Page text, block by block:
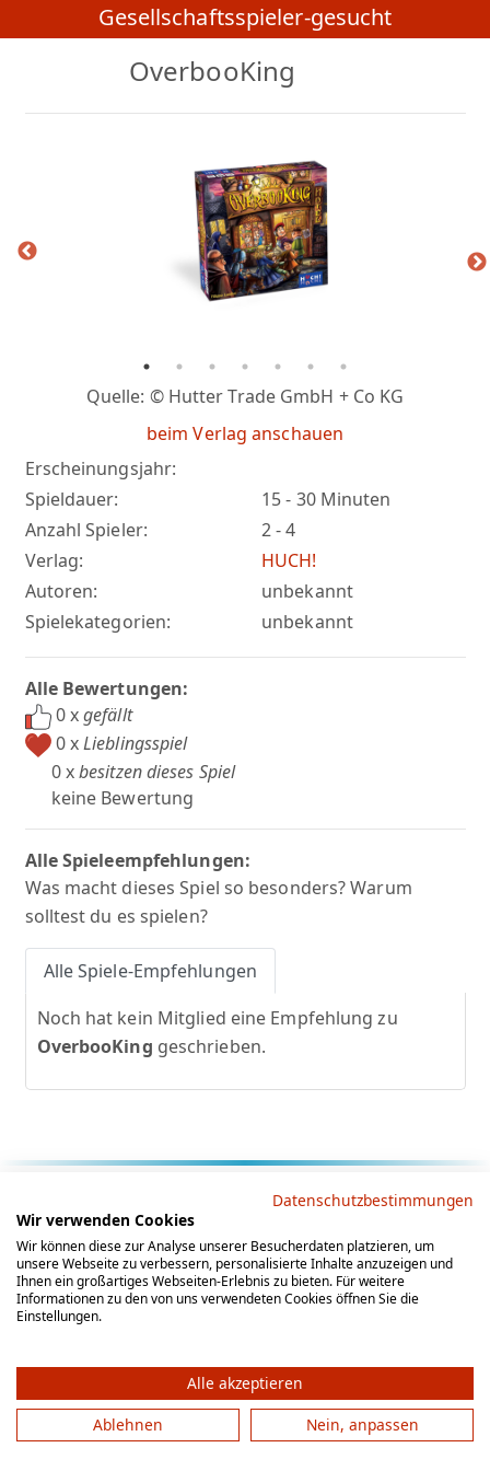
Gesellschaftsspieler-gesucht
OverbooKing
Erscheinungsjahr:
Spieldauer:
15 - 30 Minuten
Anzahl Spieler:
2 - 4
Verlag:
HUCH!
Autoren:
unbekannt
Spielekategorien:
unbekannt
Quelle: © Hutter Trade GmbH + Co KG
beim Verlag anschauen
Alle Bewertungen:
0 xgefällt
0 xLieblingsspiel
0 xbesitzen dieses Spiel
keine Bewertung
Alle Spieleempfehlungen:
Was macht dieses Spiel so besonders? Warum
solltest du es spielen?
Alle Spiele-Empfehlungen
Noch hat kein Mitglied eine Empfehlung zu
OverbooKing geschrieben.
AGB Datenschutz
Impressum
Social Media
© 2012 - 2026 by gesellschaftsspieler-gesucht.de
Datenschutzbestimmungen
Wir verwenden Cookies
Wir können diese zur Analyse unserer Besucherdaten platzieren, um
unsere Webseite zu verbessern, personalisierte Inhalte anzuzeigen und
Ihnen ein großartiges Webseiten-Erlebnis zu bieten. Für weitere
Informationen zu den von uns verwendeten Cookies öffnen Sie die
Einstellungen.
Alle akzeptieren
Ablehnen
Nein, anpassen